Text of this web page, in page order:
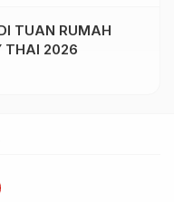
TUAN RUMAH
THAI 2026